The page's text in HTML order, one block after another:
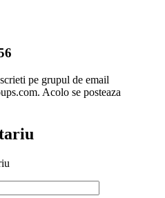
pe grupul de email
Acolo se posteaza